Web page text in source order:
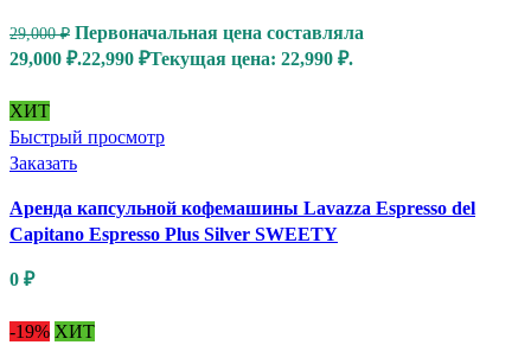
29,000₽ Первоначальная цена составляла
29,000 ₽.22,990 ₽Текущая цена: 22,990 ₽.
ХИТ
Быстрый просмотр
Заказать
Аренда капсульной кофемашины Lavazza Espresso del
Capitano Espresso Plus Silver SWEETY
0 ₽
-19% ХИТ